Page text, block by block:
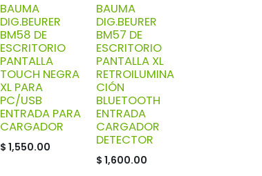
BAUMA
DIG.BEURER
BM58 DE
ESCRITORIO
PANTALLA
TOUCH NEGRA
XL PARA
PC/USB
ENTRADA PARA
CARGADOR
$ 1,550.00
BAUMA
DIG.BEURER
BM57 DE
ESCRITORIO
PANTALLA XL
RETROILUMINA
CIÓN
BLUETOOTH
ENTRADA
CARGADOR
DETECTOR
$ 1,600.00